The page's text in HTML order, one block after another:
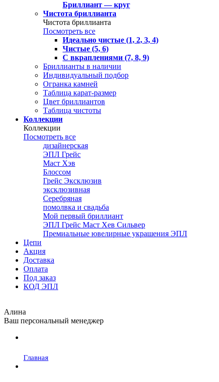
Бриллиант — круг
Чистота бриллианта
Чистота бриллианта
Посмотреть все
Идеально чистые (1, 2, 3, 4)
Чистые (5, 6)
С вкраплениями (7, 8, 9)
Бриллианты в наличии
Индивидуальный подбор
Огранка камней
Таблица карат-размер
Цвет бриллиантов
Таблица чистоты
Коллекции
Коллекции
Посмотреть все
дизайнерская
ЭПЛ Грейс
Маст Хэв
Блоссом
Грейс Эксклюзив
эксклюзивная
Серебряная
помолвка и свадьба
Мой первый бриллиант
ЭПЛ Грейс Маст Хев Сильвер
Премиальные ювелирные украшения ЭПЛ
Цепи
Акция
Доставка
Оплата
Под заказ
КОД ЭПЛ
Алина
Ваш персональный менеджер
Главная